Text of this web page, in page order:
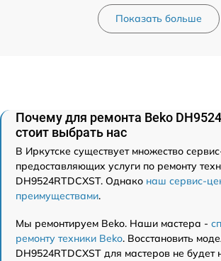
Показать больше
Почему для ремонта Beko
стоит выбрать нас
В Иркутске существует множество
предоставляющих услуги по ремонту
DH9524RTDCXST. Однако наш сервис-
преимуществами.
Мы ремонтируем Beko. Наши мастера -
ремонту техники Beko. Восстановить
DH9524RTDCXST для мастеров не будет